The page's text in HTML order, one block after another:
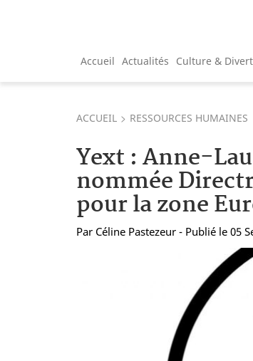
Accueil Actualités Culture &
ACCUEIL RESSOURCES HUMAINES
Yext : Anne-
nommée
pour la zone
Par Céline Pastezeur - Publié le 05